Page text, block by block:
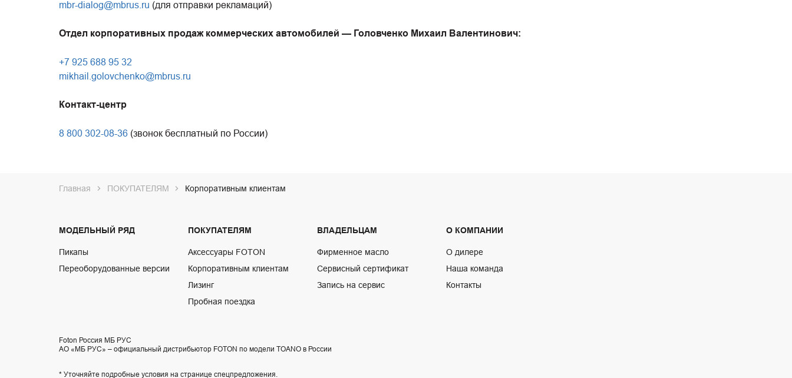
mbr-dialog@mbrus.ru (для отправки рекламаций)
Отдел корпоративных продаж коммерческих автомобилей — Головченко Михаил Валентинович:
+7 925 688 95 32
mikhail.golovchenko@mbrus.ru
Контакт-центр
8 800 302-08-36 (звонок бесплатный по России)
Главная ПОКУПАТЕЛЯМ Корпоративным клиентам
МОДЕЛЬНЫЙ РЯД
Пикапы
Переоборудованные версии
ПОКУПАТЕЛЯМ
Аксессуары FOTON
Корпоративным клиентам
Лизинг
Пробная поездка
ВЛАДЕЛЬЦАМ
Фирменное масло
Сервисный сертификат
Запись на сервис
О КОМПАНИИ
О дилере
Наша команда
Контакты
Foton Россия МБ РУС
АО «МБ РУС» – официальный дистрибьютор FOTON по модели TOANO в России
* Уточняйте подробные условия на странице спецпредложения.